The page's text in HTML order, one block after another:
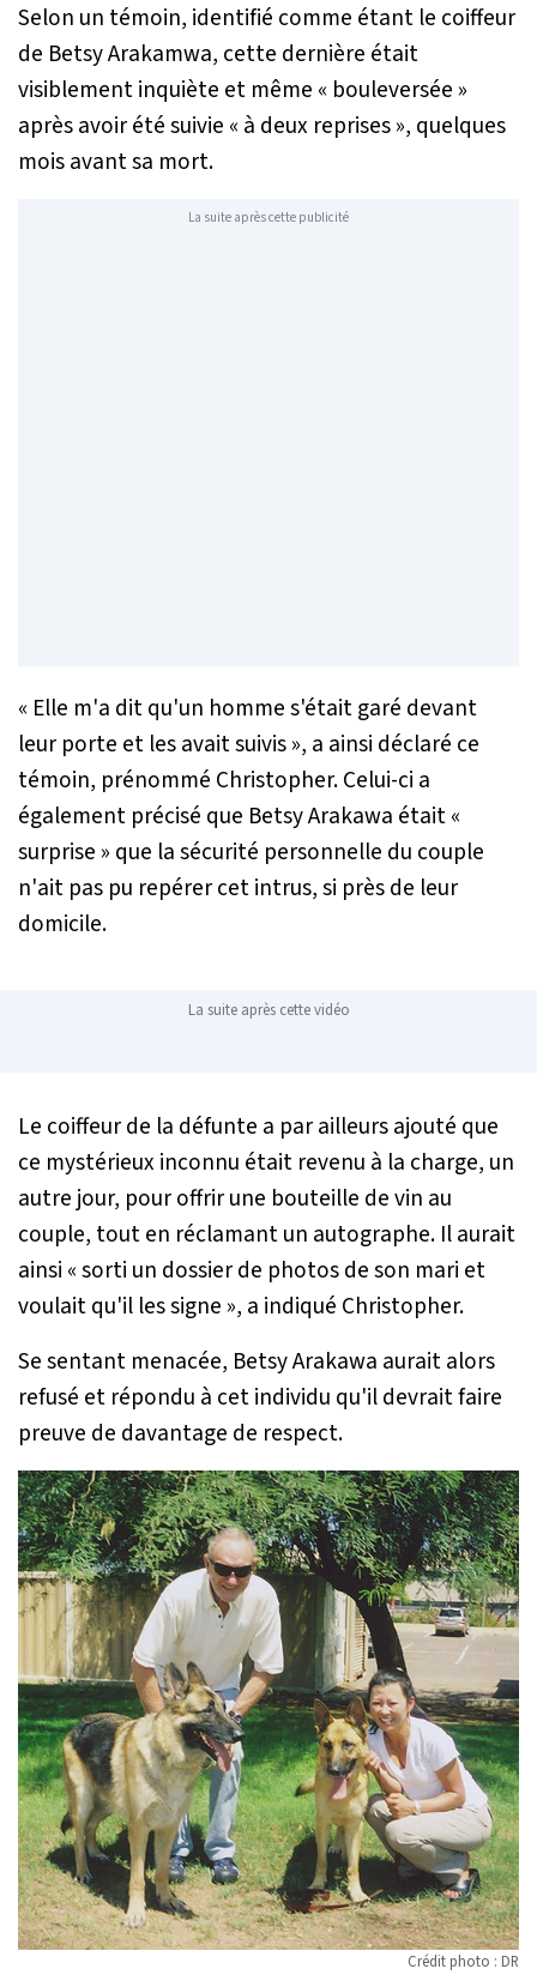
Selon un témoin, identifié comme étant le coiffeur
de Betsy Arakamwa, cette dernière était
visiblement inquiète et même « bouleversée »
après avoir été suivie « à deux reprises», quelques
mois avant sa mort.
La suite après cette publicité
« Elle m'a dit qu'un homme s'était garé devant
leur porte et les avait suivis», a ainsi déclaré ce
témoin, prénommé Christopher. Celui-ci a
également précisé que Betsy Arakawa était «
surprise » que la sécurité personnelle du couple
n'ait pas pu repérer cet intrus, si près de leur
domicile.
La suite après cette vidéo
Le coiffeur de la défunte a par ailleurs ajouté que
ce mystérieux inconnu était revenu à la charge, un
autre jour, pour offrir une bouteille de vin au
couple, tout en réclamant un autographe. Il aurait
ainsi «sorti un dossier de photos de son mari et
voulait qu'il les signe », a indiqué Christopher.
Se sentant menacée, Betsy Arakawa aurait alors
refusé et répondu à cet individu qu'il devrait faire
preuve de davantage de respect.
Crédit photo : DR